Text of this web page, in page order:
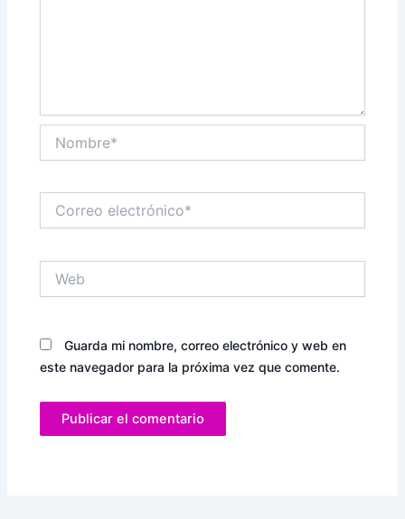
electrónico*
Guarda mi nombre, correo electrónico y web en
este navegador para la próxima vez que comente.